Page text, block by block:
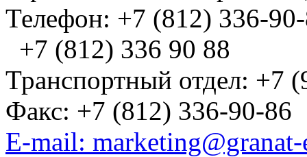
Телефон: +7 (812) 336-
+7 (812) 336 90 88
Транспортный отдел: +7
Факс: +7 (812) 336-90-86
E-mail: